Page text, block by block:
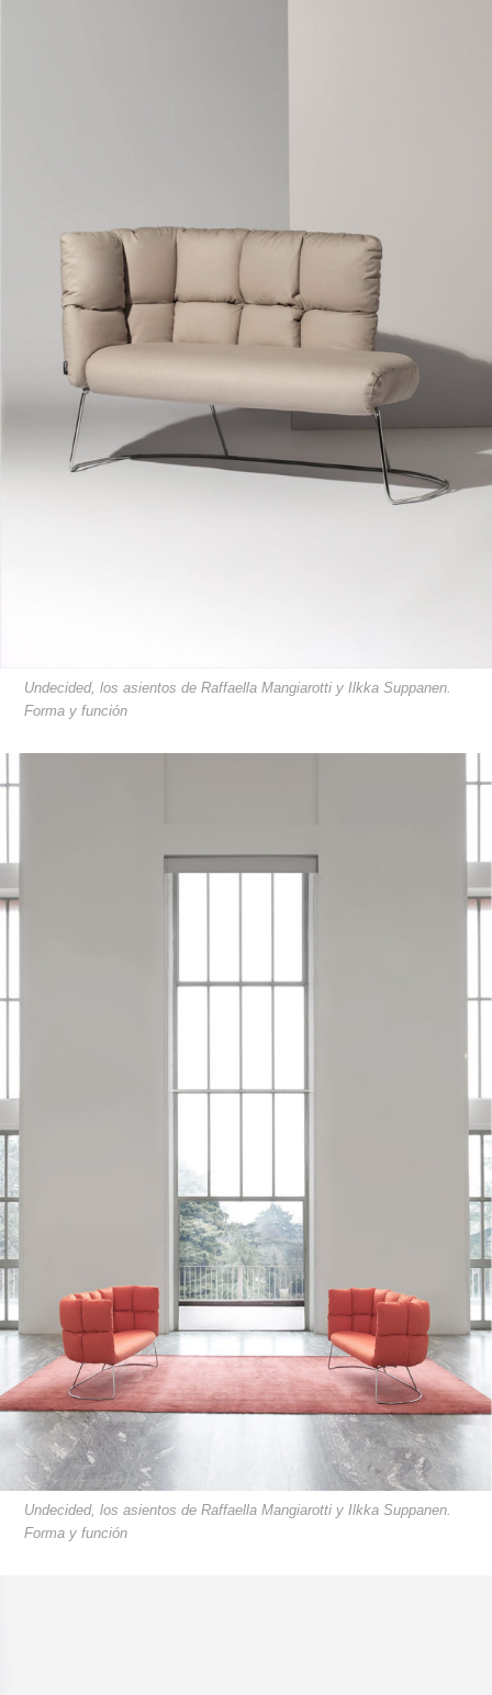
Undecided, los asientos de Raffaella Mangiarotti y Ilkka Suppanen.
Forma y función
Undecided, los asientos de Raffaella Mangiarotti y Ilkka Suppanen.
Forma y función